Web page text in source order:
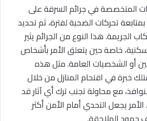
المتخصصة في جرائم السرقة على
تحركات الضحية لفترة، ثم تحديد
الجريمة. هذا النوع من الجرائم يثير
خاصة حين يتعلق الأمر بأشخاص
أو الشخصيات العامة. مثل هذه
خبرة في اقتحام المنازل من خلال
مع محاولة تجنب ترك أي آثار قد
يجعل التحدي أمام الأمن أكثر